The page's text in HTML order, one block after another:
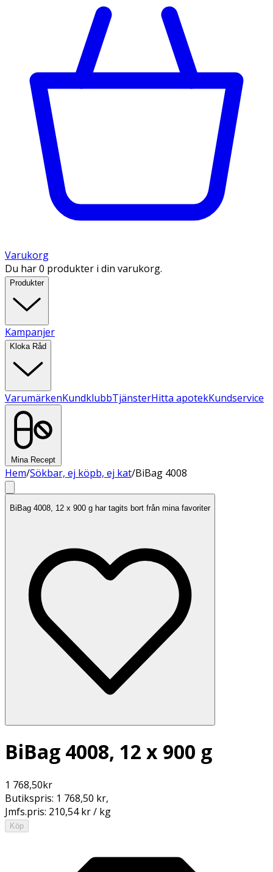
Varukorg
Du har 0 produkter i din varukorg.
Produkter
Kampanjer
Kloka Råd
VarumärkenKundklubbTjänsterHitta apotekKundservice
Mina Recept
Hem/Sökbar, ej köpb, ej kat/BiBag 4008
BiBag 4008, 12 x 900 g har tagits bort från mina favoriter
BiBag 4008, 12 x 900 g
1 768,50kr
Butikspris: 1 768,50 kr,
Jmfs.pris: 210,54 kr / kg
Köp